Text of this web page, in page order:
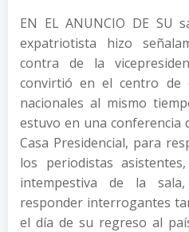
EN EL ANUNCIO DE SU
expatriotista hizo
contra de la
convirtió en el centro de
nacionales al mismo
estuvo en una conferencia
Casa Presidencial, para
los periodistas
intempestiva de la
responder interrogantes
el día de su regreso al